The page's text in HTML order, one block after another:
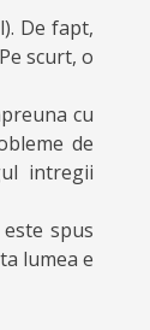
De fapt,
scurt, o
cu
de
intregii
spus
lumea e